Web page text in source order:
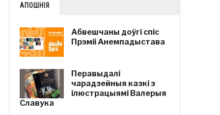
АПОШНІЯ
Абвешчаны доўгі спіс
Прэміі Анемпадыстава
Перавыдалі
чарадзейныя казкі з
ілюстрацыямі Валерыя
Славука